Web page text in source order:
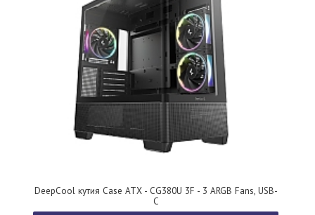
DeepCool кутия Case ATX - CG380U 3F - 3 ARGB Fans, USB-
C